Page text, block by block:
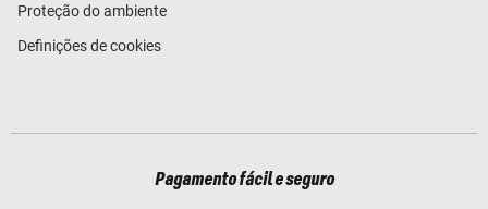
Proteção do ambiente
Definições de cookies
Pagamento fácil e seguro